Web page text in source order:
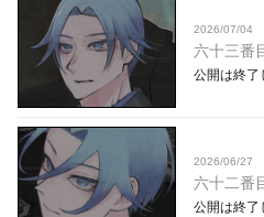
2026/07/04
六十三番
公開は終了
2026/06/27
六十二番
公開は終了